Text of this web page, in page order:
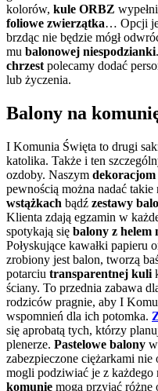
kolorów, kule ORBZ
foliowe zwierzątka… Opcji
brzdąc nie będzie mógł
mu balonowej niespodzianki
chrzest polecamy dodać
lub życzenia.
Balony na
I Komunia Święta to drugi
katolika. Także i ten
ozdoby. Naszym
pewnością można nadać takie
wstążkach bądź zestawy
Klienta zdają egzamin w
spotykają się balony z helem
Połyskujące kawałki papieru
zrobiony jest balon, tworzą
potarciu transparentnej kuli
ściany. To przednia zabawa
rodziców pragnie, aby I
wspomnień dla ich potomka.
się aprobatą tych, którzy
plenerze. Pastelowe balony
zabezpieczone ciężarkami
mogli podziwiać je z każdego
komunię mogą przyjąć różne